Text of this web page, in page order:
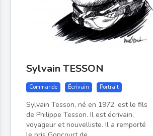
Sylvain TESSON
Commande Écrivain Portrait
Sylvain Tesson, né en 1972, est le fils
de Philippe Tesson. Il est écrivain,
voyageur et nouvelliste. Il a remporté